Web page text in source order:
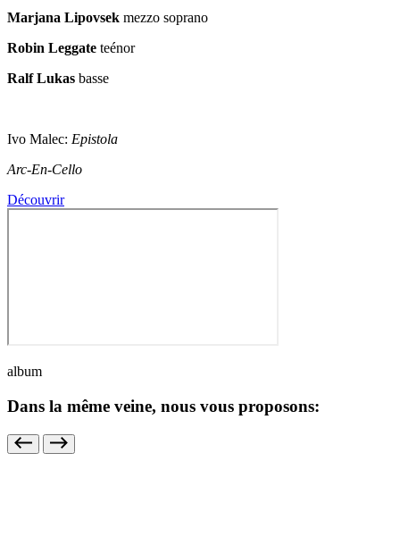
Marjana Lipovsek mezzo soprano
Robin Leggate teénor
Ralf Lukas basse
Ivo Malec: Epistola
Arc-En-Cello
Découvrir
album
Dans la même veine, nous vous proposons: